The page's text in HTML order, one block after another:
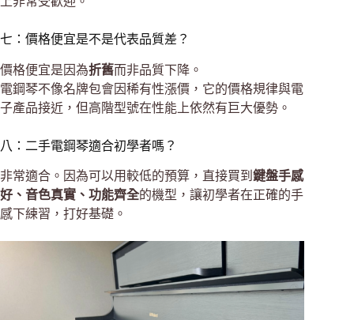
七：價格便宜是不是代表品質差？
價格便宜是因為折舊而非品質下降。
電鋼琴不像名牌包會因稀有性漲價，它的價格規律與電
子產品接近，但高階型號在性能上依然有巨大優勢。
八：二手電鋼琴適合初學者嗎？
非常適合。因為可以用較低的預算，直接買到 鍵盤手感
好、音色真實、功能齊全的機型，讓初學者在正確的手
感下練習，打好基礎。